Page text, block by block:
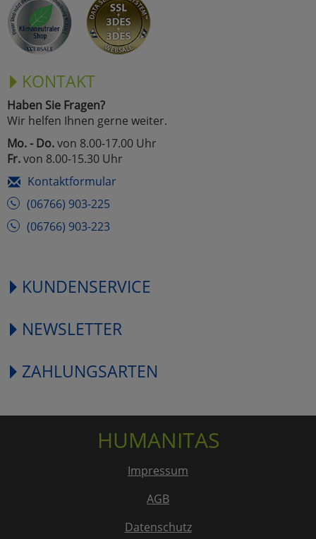
KONTAKT
Haben Sie Fragen?
Wir helfen Ihnen gerne weiter.
Mo. - Do.von 8.00-17.00 Uhr
Fr.von 8.00-15.30 Uhr
Kontaktformular
(06766) 903-225
(06766) 903-223
KUNDENSERVICE
NEWSLETTER
ZAHLUNGSARTEN
HUMANITAS
Impressum
AGB
Datenschutz